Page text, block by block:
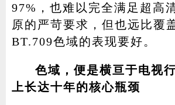
97%，也难以完全满足超高
原的严苛要求，但也远比覆
BT.709色域的表现要好。
色域，便是横亘于电视
上长达十年的核心瓶颈